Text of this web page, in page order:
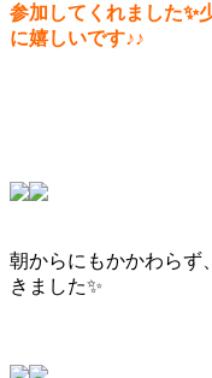
参加してくれました✨
に嬉しいです♪♪
朝からにもかかわらず
きました✨